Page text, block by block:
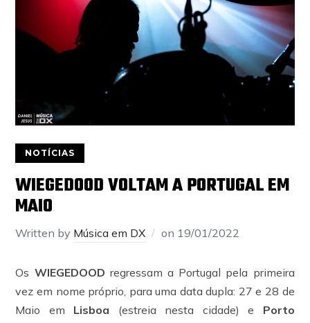
NOTÍCIAS
WIEGEDOOD VOLTAM A PORTUGAL EM
MAIO
Written by Música em DX on 19/01/2022
Os WIEGEDOOD regressam a Portugal pela primeira
vez em nome próprio, para uma data dupla: 27 e 28 de
Maio em Lisboa (estreia nesta cidade) e Porto